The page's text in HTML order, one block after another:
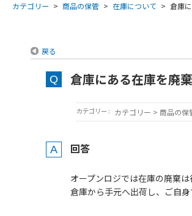
カテゴリー > 商品の保管 > 在庫について > 倉庫
戻る
倉庫にある在庫を廃
カテゴリー : カテゴリー > 商品の保
回答
オープンロジでは在庫の廃棄は
倉庫から手元へ出荷し、ご自